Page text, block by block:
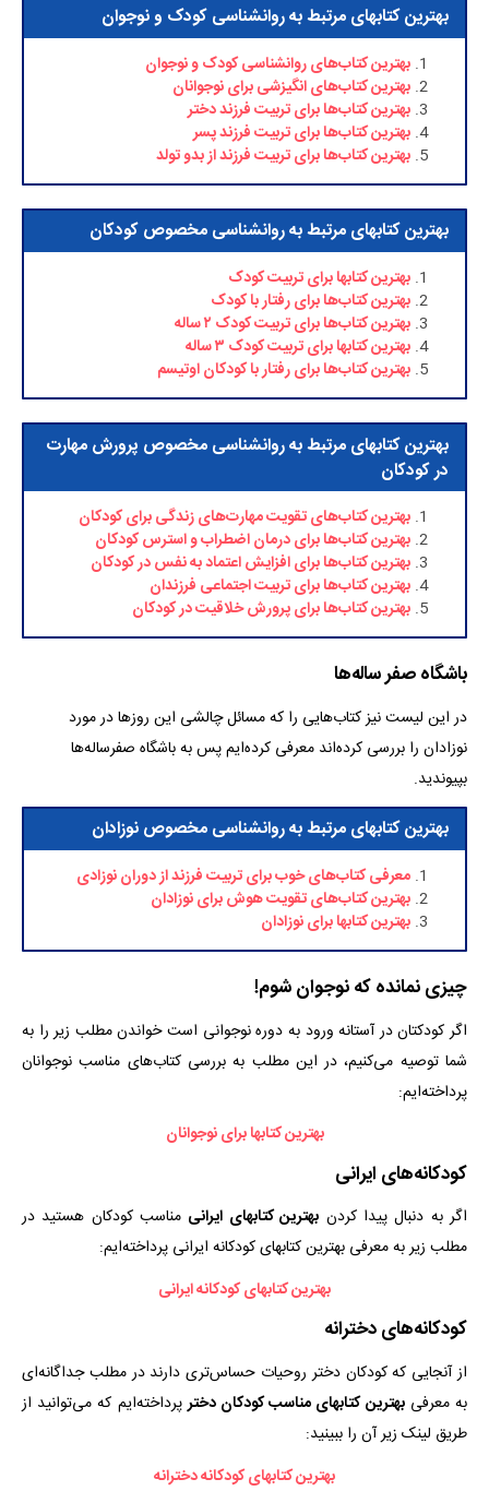
بهترین کتابهای مرتبط به روانشناسی کودک و نوجوان
بهترین کتاب‌های روانشناسی کودک و نوجوان
بهترین کتاب‌های انگیزشی برای نوجوانان
بهترین کتاب‌ها برای تربیت فرزند دختر
بهترین کتاب‌ها برای تربیت فرزند پسر
بهترین کتاب‌ها برای تربیت فرزند از بدو تولد
بهترین کتابهای مرتبط به روانشناسی مخصوص کودکان
بهترین کتابها برای تربیت کودک
بهترین کتاب‌ها برای رفتار با کودک
بهترین کتاب‌ها برای تربیت کودک ۲ ساله
بهترین کتابها برای تربیت کودک ۳ ساله
بهترین کتاب‌ها برای رفتار با کودکان اوتیسم
بهترین کتابهای مرتبط به روانشناسی مخصوص پرورش مهارت
در کودکان
بهترین کتاب‌های تقویت مهارت‌های زندگی برای کودکان
بهترین کتاب‌ها برای درمان اضطراب و استرس کودکان
بهترین کتاب‌ها برای افزایش اعتماد به نفس در کودکان
بهترین کتاب‌ها برای تربیت اجتماعی فرزندان
بهترین کتاب‌ها برای پرورش خلاقیت در کودکان
باشگاه صفر ساله‌ها
در این لیست نیز کتاب‌هایی را که مسائل چالشی این روز‌ها در مورد
نوزادان را بررسی کرده‌اند معرفی کرده‌ایم پس به باشگاه صفر‌ساله‌ها
بپیوندید.
بهترین کتابهای مرتبط به روانشناسی مخصوص نوزادان
معرفی کتاب‌های خوب برای تربیت فرزند از دوران نوزادی
بهترین کتاب‌های تقویت هوش برای نوزادان
بهترین کتابها برای نوزادان
چیزی نمانده که نوجوان شوم!
اگر کودکتان در آستانه ورود به دوره نوجوانی است خواندن مطلب زیر را به
شما توصیه می‌کنیم، در این مطلب به بررسی کتاب‌های مناسب نوجوانان
پرداخته‌ایم:
بهترین کتابها برای نوجوانان
کودکانه‌های ایرانی
اگر به دنبال پیدا کردن بهترین کتابهای ایرانی مناسب کودکان هستید در
مطلب زیر به معرفی بهترین کتابهای کودکانه ایرانی پرداخته‌ایم:
بهترین کتابهای کودکانه ایرانی
کودکانه‌های دخترانه
از آنجایی که کودکان دختر روحیات حساس‌تری دارند در مطلب جداگانه‌ای
به معرفیبهترین کتابهای مناسب کودکان دخترپرداخته‌ایم که می‌توانید از
طریق لینک زیر آن را ببینید:
بهترین کتابهای کودکانه دخترانه